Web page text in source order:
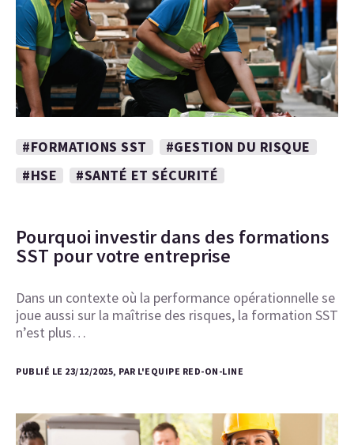
#FORMATIONS SST
#GESTION DU RISQUE
#HSE
#SANTÉ ET SÉCURITÉ
Pourquoi investir dans des formations
SST pour votre entreprise
Dans un contexte où la performance opérationnelle se
joue aussi sur la maîtrise des risques, la formation SST
n’est plus…
PUBLIÉ LE 23/12/2025, PAR L'EQUIPE RED-ON-LINE